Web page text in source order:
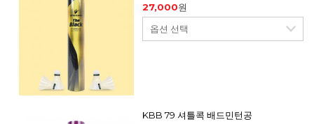
27,000원
KBB 79 셔틀콕 배드민턴공